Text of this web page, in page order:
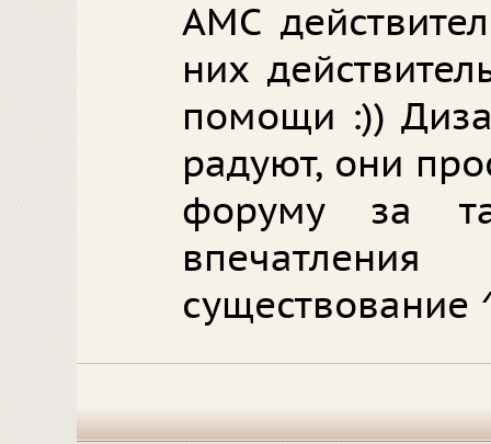
АМС
них
помощи :))
радуют, они
форуму за
существование